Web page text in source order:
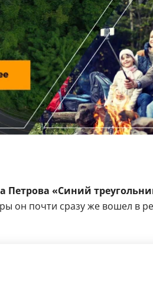
Петрова «Синий
он почти сразу же вошел в